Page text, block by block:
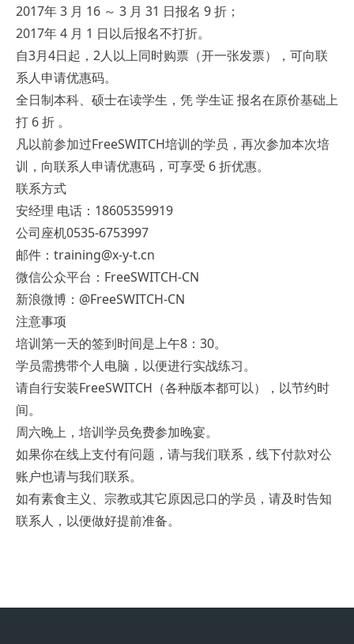
2017年 3 月 16 ～ 3 月 31 日报名 9 折；
2017年 4 月 1 日以后报名不打折。
自3月4日起，2人以上同时购票（开一张发票），可向联
系人申请优惠码。
全日制本科、硕士在读学生，凭 学生证 报名在原价基础上
打 6 折 。
凡以前参加过FreeSWITCH培训的学员，再次参加本次培
训，向联系人申请优惠码，可享受 6 折优惠。
联系方式
安经理 电话：18605359919
公司座机0535-6753997
邮件：training@x-y-t.cn
微信公众平台：FreeSWITCH-CN
新浪微博：@FreeSWITCH-CN
注意事项
培训第一天的签到时间是上午8：30。
学员需携带个人电脑，以便进行实战练习。
请自行安装FreeSWITCH（各种版本都可以），以节约时
间。
周六晚上，培训学员免费参加晚宴。
如果你在线上支付有问题，请与我们联系，线下付款对公
账户也请与我们联系。
如有素食主义、宗教或其它原因忌口的学员，请及时告知
联系人，以便做好提前准备。